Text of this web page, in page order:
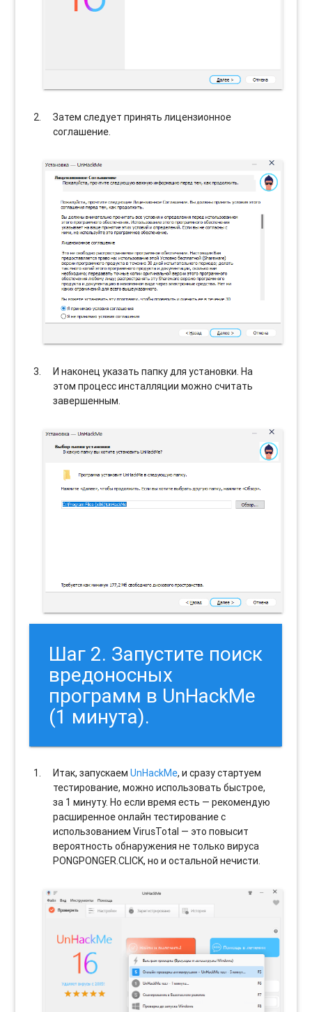
Затем следует принять лицензионное
соглашение.
И наконец указать папку для установки. На
этом процесс инсталляции можно считать
завершенным.
Шаг 2. Запустите поиск
вредоносных
программ в UnHackMe
(1 минута).
Итак, запускаемUnHackMe, и сразу стартуем
тестирование, можно использовать быстрое,
за 1 минуту. Но если время есть — рекомендую
расширенное онлайн тестирование с
использованием VirusTotal — это повысит
вероятность обнаружения не только вируса
PONGPONGER.CLICK, но и остальной нечисти.